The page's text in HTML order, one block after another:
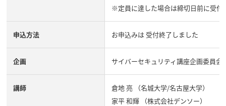
※定員に達した場合は締切日前に受付
申込方法 お申込みは 受付終了しました
企画 サイバーセキュリティ講座企画委員会
講師
倉地 亮 （名城大学/名古屋大学）
家平 和輝 （株式会社デンソー）